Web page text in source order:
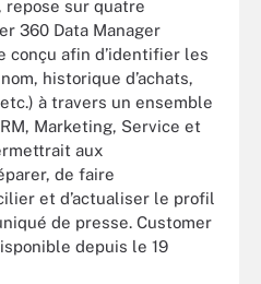
, repose sur quatre
360 Data Manager
conçu afin d’identifier les
historique d’achats,
à travers un ensemble
Marketing, Service et
aux
de faire
et d’actualiser le profil
de presse. Customer
depuis le 19